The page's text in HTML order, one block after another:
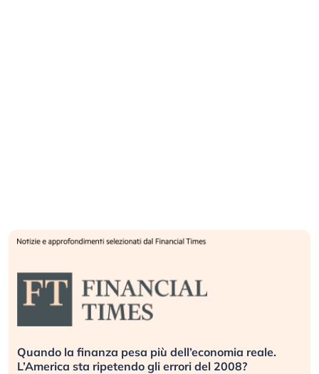
Quando la finanza pesa più dell’economia reale.
L’America sta ripetendo gli errori del 2008?